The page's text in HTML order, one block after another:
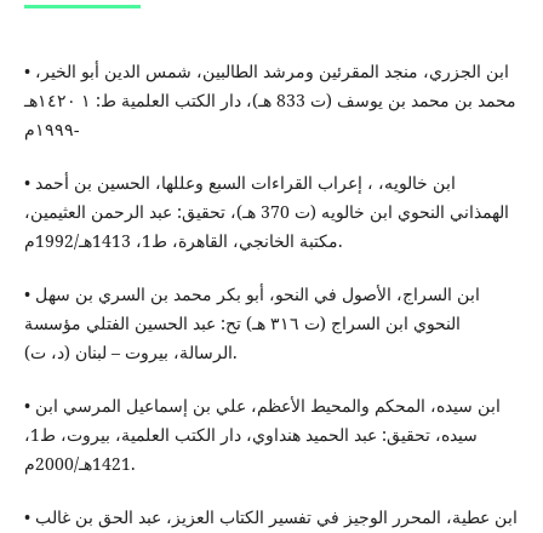
• ابن الجزري، منجد المقرئين ومرشد الطالبين، شمس الدين أبو الخير،
محمد بن محمد بن يوسف (ت 833 هـ)، دار الكتب العلمية ط: ١ ١٤٢٠هـ
-١٩٩٩م
• ابن خالويه، ، إعراب القراءات السبع وعللها، الحسين بن أحمد
الهمذاني النحوي ابن خالويه (ت 370 هـ)، تحقيق: عبد الرحمن العثيمين،
مكتبة الخانجي، القاهرة، ط1، 1413هـ/1992م.
• ابن السراج، الأصول في النحو، أبو بكر محمد بن السري بن سهل
النحوي ابن السراج (ت ٣١٦ هـ) تح: عبد الحسين الفتلي مؤسسة
الرسالة، بيروت – لبنان (د، ت).
• ابن سيده، المحكم والمحيط الأعظم، علي بن إسماعيل المرسي ابن
سيده، تحقيق: عبد الحميد هنداوي، دار الكتب العلمية، بيروت، ط1،
1421هـ/2000م.
• ابن عطية، المحرر الوجيز في تفسير الكتاب العزيز، عبد الحق بن غالب